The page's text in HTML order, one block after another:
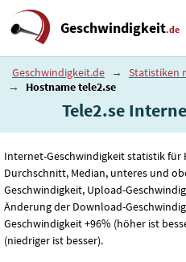
Geschwindigkeit.de
Geschwindigkeit.de → Statistiken
→
Hostname tele2.se
Tele2.se
Internet-Geschwindigkeit statistik für
Durchschnitt, Median, unteres und
Geschwindigkeit, Upload-
Änderung der Download-
Geschwindigkeit +96% (höher ist
(niedriger ist besser).